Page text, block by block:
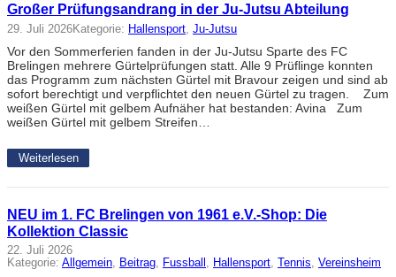
Großer Prüfungsandrang in der Ju-Jutsu Abteilung
29. Juli 2026Kategorie: Hallensport Ju-Jutsu
Vor den Sommerferien fanden in der Ju-Jutsu Sparte des FC
Brelingen mehrere Gürtelprüfungen statt. Alle 9 Prüflinge konnten
das Programm zum nächsten Gürtel mit Bravour zeigen und sind ab
sofort berechtigt und verpflichtet den neuen Gürtel zu tragen. Zum
weißen Gürtel mit gelbem Aufnäher hat bestanden: Avina Zum
weißen Gürtel mit gelbem Streifen…
Weiterlesen
NEU im 1. FC Brelingen von 1961 e.V.-Shop: Die
Kollektion Classic
22. Juli 2026
Kategorie: Allgemein, Beitrag, Fussball , Hallensport, Tennis, Vereinsheim